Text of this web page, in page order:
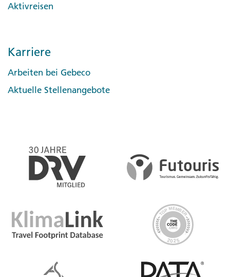
Aktivreisen
Karriere
Arbeiten bei Gebeco
Aktuelle Stellenangebote